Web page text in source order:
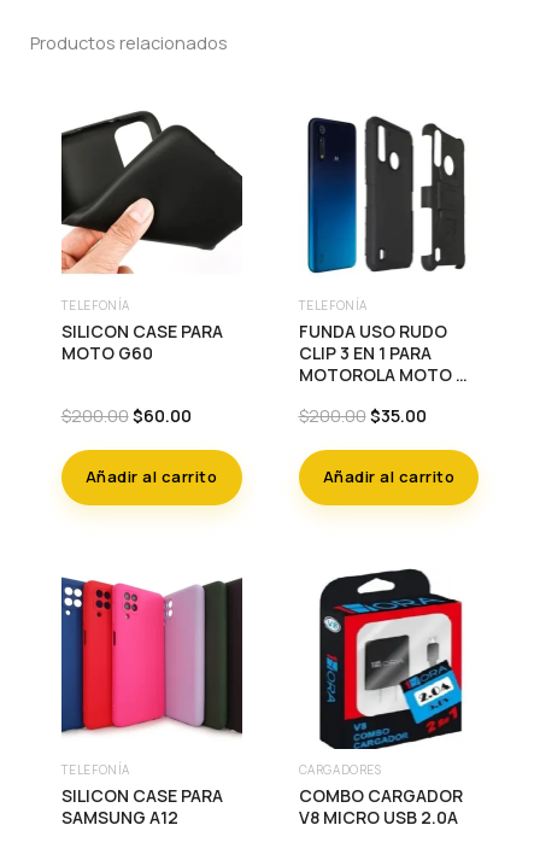
Productos relacionados
TELEFONÍA
SILICON CASE PARA
MOTO G60
$200.00Original
was:
$200.00.
$60.00Current
is:
$60.00.
Añadir al carrito
TELEFONÍA
FUNDA USO RUDO
CLIP 3 EN 1 PARA
MOTOROLA MOTO G8
$200.00Original
was:
$200.00.
$35.00Current
is:
$35.00.
Añadir al carrito
TELEFONÍA
SILICON CASE PARA
SAMSUNG A12
CARGADORES
COMBO CARGADOR
V8 MICRO USB 2.0A